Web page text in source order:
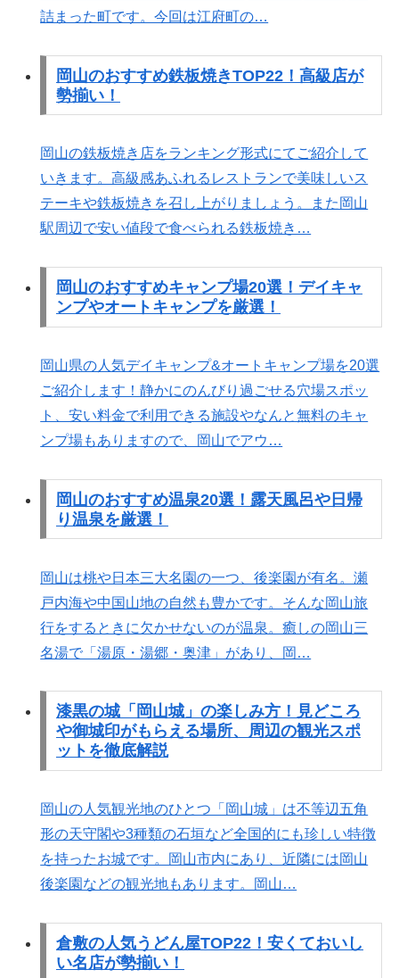
詰まった町です。今回は江府町の…
岡山のおすすめ鉄板焼きTOP22！高級店が
勢揃い！
岡山の鉄板焼き店をランキング形式にてご紹介して
いきます。高級感あふれるレストランで美味しいス
テーキや鉄板焼きを召し上がりましょう。また岡山
駅周辺で安い値段で食べられる鉄板焼き…
岡山のおすすめキャンプ場20選！デイキャ
ンプやオートキャンプを厳選！
岡山県の人気デイキャンプ&オートキャンプ場を20選
ご紹介します！静かにのんびり過ごせる穴場スポッ
ト、安い料金で利用できる施設やなんと無料のキャ
ンプ場もありますので、岡山でアウ…
岡山のおすすめ温泉20選！露天風呂や日帰
り温泉を厳選！
岡山は桃や日本三大名園の一つ、後楽園が有名。瀬
戸内海や中国山地の自然も豊かです。そんな岡山旅
行をするときに欠かせないのが温泉。癒しの岡山三
名湯で「湯原・湯郷・奥津」があり、岡…
漆黒の城「岡山城」の楽しみ方！見どころ
や御城印がもらえる場所、周辺の観光スポ
ットを徹底解説
岡山の人気観光地のひとつ「岡山城」は不等辺五角
形の天守閣や3種類の石垣など全国的にも珍しい特徴
を持ったお城です。岡山市内にあり、近隣には岡山
後楽園などの観光地もあります。岡山…
倉敷の人気うどん屋TOP22！安くておいし
い名店が勢揃い！